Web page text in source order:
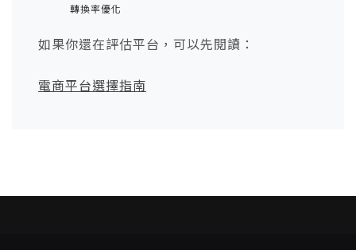
轉換率優化
如果你還在評估平台，可以先閱讀：
電商平台選擇指南